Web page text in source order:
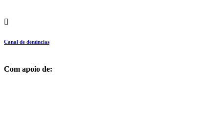
Canal de denúncias
Com apoio de: